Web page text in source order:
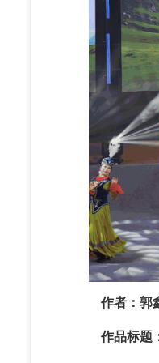
作者：郭
作品标题